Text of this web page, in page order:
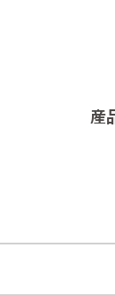
産